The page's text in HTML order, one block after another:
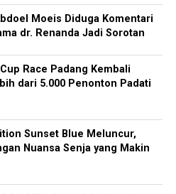
Moeis Diduga Komentari
dr. Renanda Jadi Sorotan
Race Padang Kembali
dari 5.000 Penonton Padati
Sunset Blue Meluncur,
Nuansa Senja yang Makin